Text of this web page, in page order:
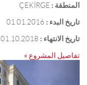
المنطقة : ÇEKİRGE
تاريخ البدء : 01.01.2016
تاريخ الانتهاء : 01.10.2018
تفاصيل المشروع »